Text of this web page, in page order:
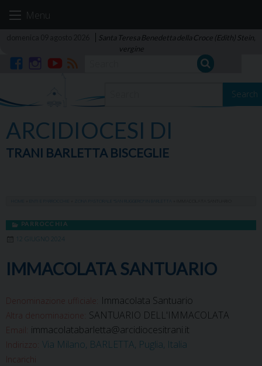
Menu
Santa Teresa Benedetta della Croce (Edith) Stein,
vergine
Search
ARCIDIOCESI DI
TRANI BARLETTA BISCEGLIE
PARROCCHIA
12 GIUGNO 2024
IMMACOLATA SANTUARIO
Denominazione ufficiale: Immacolata Santuario
Altra denominazione: SANTUARIO DELL'IMMACOLATA
Email: immacolatabarletta@arcidiocesitrani.it
Indirizzo: Via Milano, BARLETTA, Puglia, Italia
Incarichi